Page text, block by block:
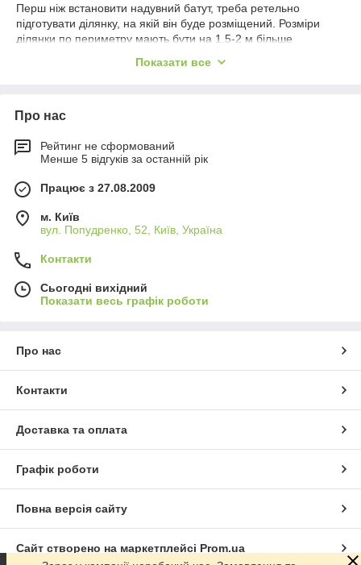
Перш ніж встановити надувний батут, треба ретельно
підготувати ділянку, на якій він буде розміщений. Розміри
ділянки по периметру мають бути на 1,5-2 м більше
найдрібніших ковальних предметів, якщо поверхня землі
Попри велику вагу виробу, в жодному разі не варто
ігнорувати кріпленням надувного батута до землі. У разі
поривів вітру ефект парусності може перевернути й підняти
батут, що може призвести до банкетних пригод.
Надувний ігровий центр має функціонувати у разі постійного
роботою компресора, ступенем накачанності батута,
погодними умовами та поведінкою дітей.
У разі вдалого розміщення та дотримання правил
експлуатації надувний батут повністю окупується й починає
приносити прибуток упродовж одного сезону. Все інше ви
працюєте на себе.
Показати все
Про нас
Рейтинг не сформований
Менше 5 відгуків за останній рік
Працює з 27.08.2009
м. Київ
вул. Попудренко, 52, Київ, Україна
Контакти
Сьогодні вихідний
Показати весь графік роботи
Про нас
Контакти
Доставка та оплата
Графік роботи
Повна версія сайту
Сайт створено на маркетплейсі Prom.ua